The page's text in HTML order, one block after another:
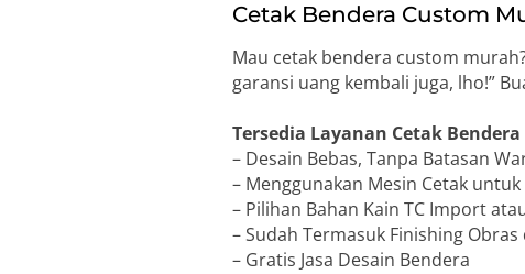
Cetak Bendera Custom
Mau cetak bendera custom
garansi uang kembali juga, lho!”
Tersedia Layanan Cetak
– Desain Bebas, Tanpa Batasan
– Menggunakan Mesin Cetak
– Pilihan Bahan Kain TC Import
– Sudah Termasuk Finishing Obras
– Gratis Jasa Desain Bendera